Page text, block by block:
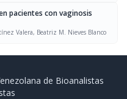
pacientes con vaginosis
Valera, Beatriz M. Nieves Blanco
de Bioanalistas